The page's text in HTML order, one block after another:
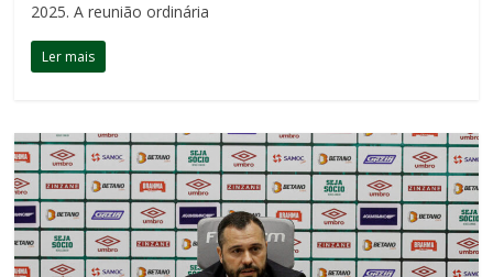
2025. A reunião ordinária
Ler mais